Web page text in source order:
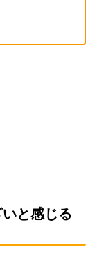
と感じる